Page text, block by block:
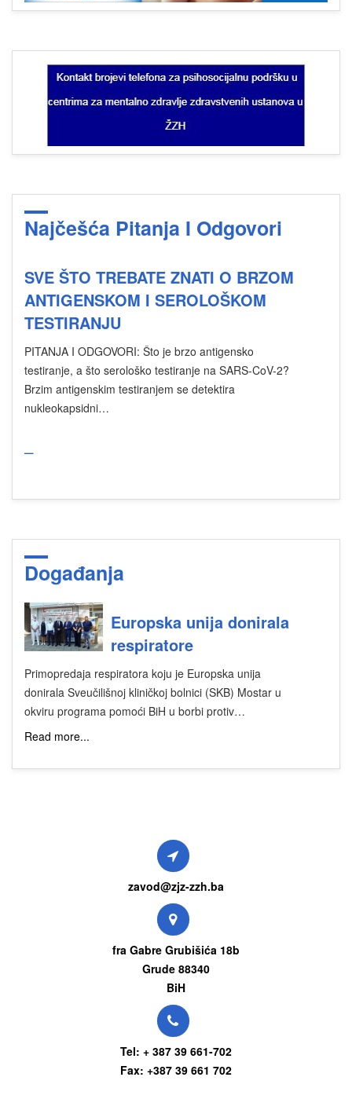
Najčešća Pitanja I Odgovori
SVE ŠTO TREBATE ZNATI O BRZOM
ANTIGENSKOM I SEROLOŠKOM
TESTIRANJU
PITANJA I ODGOVORI: Što je brzo antigensko
testiranje, a što serološko testiranje na SARS-CoV-2?
Brzim antigenskim testiranjem se detektira
nukleokapsidni…
Događanja
Europska unija donirala
respiratore
Primopredaja respiratora koju je Europska unija
donirala Sveučilišnoj kliničkoj bolnici (SKB) Mostar u
okviru programa pomoći BiH u borbi protiv…
Read more...
zavod@zjz-zzh.ba
fra Gabre Grubišića 18b
Grude 88340
BiH
Tel: + 387 39 661-702
Fax: +387 39 661 702